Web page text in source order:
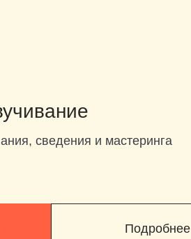
сведения и мастеринга
Подробнее